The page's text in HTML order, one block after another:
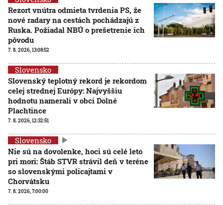
Rezort vnútra odmieta tvrdenia PS, že
nové radary na cestách pochádzajú z
Ruska. Požiadal NBÚ o prešetrenie ich
pôvodu
7. 8. 2026, 13:08:52
Slovensko
Slovenský teplotný rekord je rekordom
celej strednej Európy: Najvyššiu
hodnotu namerali v obci Dolné
Plachtince
7. 8. 2026, 12:32:51
Slovensko
Nie sú na dovolenke, hoci sú celé leto
pri mori: Štáb STVR strávil deň v teréne
so slovenskými policajtami v
Chorvátsku
7. 8. 2026, 7:00:00